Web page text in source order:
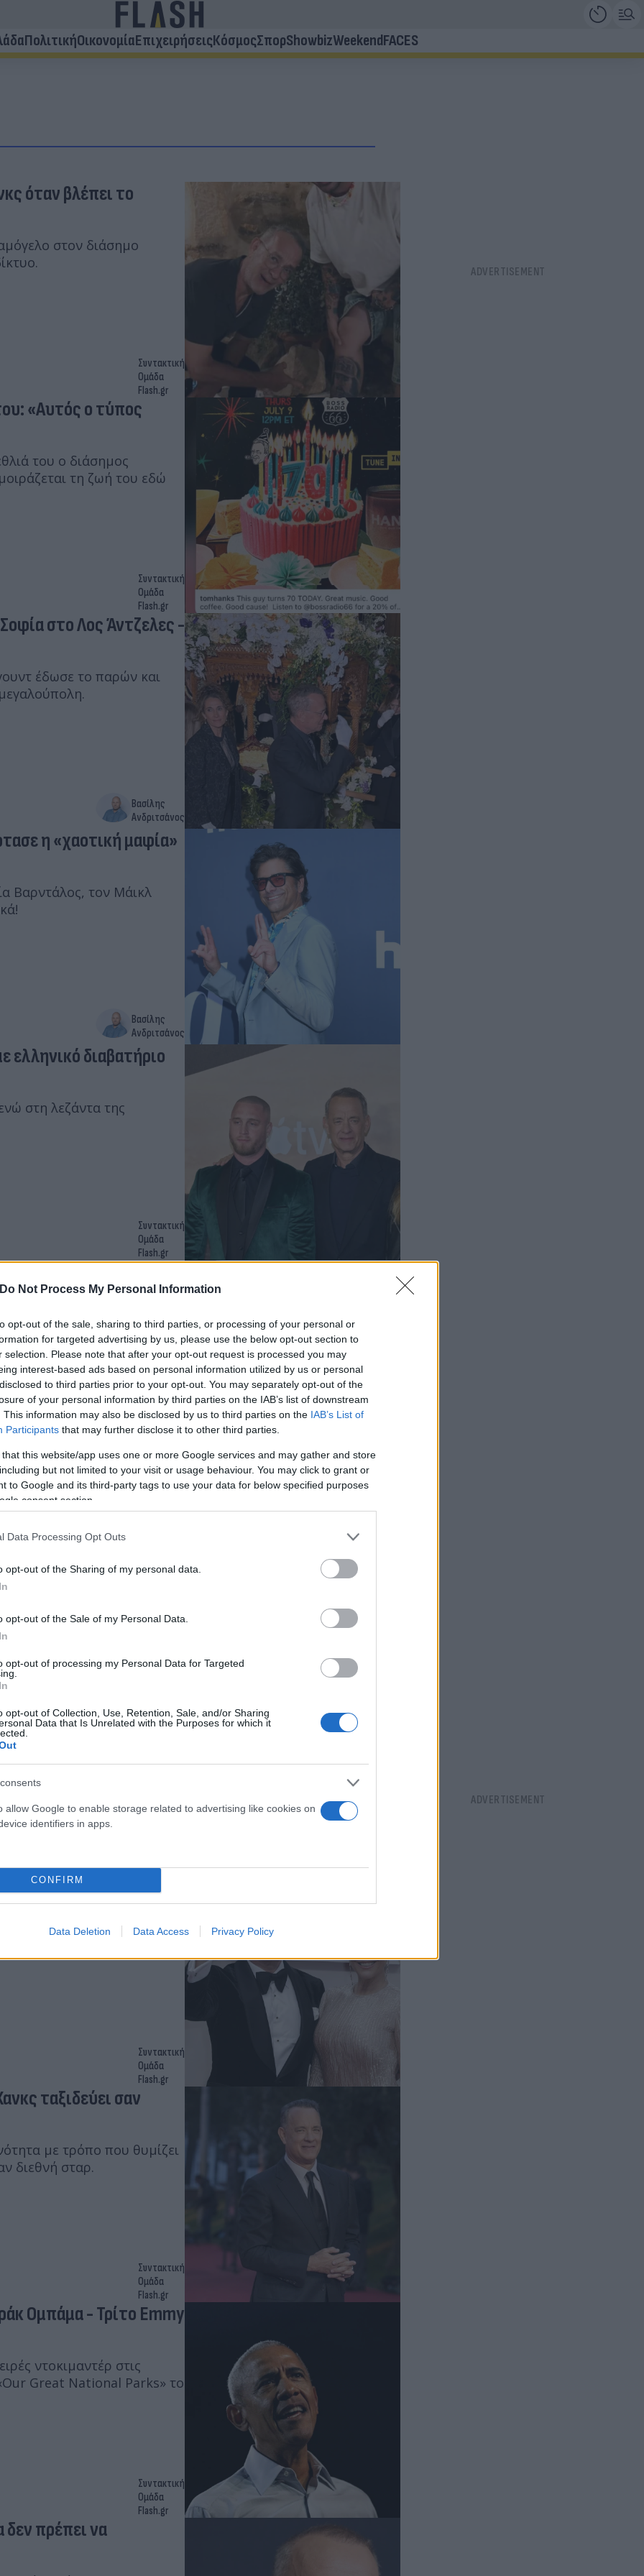
Do Not Process My Personal Information
opt-out of the sale, sharing to third parties, or processing of your personal or
for targeted advertising by us, please use the below opt-out section to
selection. Please note that after your opt-out request is processed you may
interest-based ads based on personal information utilized by us or personal
to third parties prior to your opt-out. You may separately opt-out of the
of your personal information by third parties on the IAB’s list of downstream
This information may also be disclosed by us to third parties on the IAB’s List of
Participants that may further disclose it to other third parties.
that this website/app uses one or more Google services and may gather and store
but not limited to your visit or usage behaviour. You may click to grant or
to Google and its third-party tags to use your data for below specified purposes
consent section.
Data Processing Opt Outs
opt-out of the Sharing of my personal data.
opt-out of the Sale of my Personal Data.
opt-out of processing my Personal Data for Targeted
opt-out of Collection, Use, Retention, Sale, and/or Sharing
Data that Is Unrelated with the Purposes for which it
allow Google to enable storage related to advertising like cookies on
identifiers in apps.
CONFIRM
Data Deletion Data Access Privacy Policy
ΠολιτικήΟικονομίαΕπιχειρήσειςΚόσμοςΣπορShowbizWeekendFACES
όταν βλέπει το
στον διάσημο
Συντακτική
Ομάδα
Flash.gr
«Αυτός ο τύπος
του ο διάσημος
τη ζωή του εδώ
Συντακτική
Ομάδα
Flash.gr
στο Λος Άντζελες -
έδωσε το παρών και
Βασίλης
Ανδριτσάνος
η «χαοτική μαφία»
Βαρντάλος, τον Μάικλ
Βασίλης
Ανδριτσάνος
ελληνικό διαβατήριο
στη λεζάντα της
Συντακτική
Ομάδα
Flash.gr
Λίνκολν στο
το βραβείο Booker 2017.
Ομάδα
Flash.gr
ελίτ μετακομίζει
ελίτ αγοράζει
«Αυτή η όμορφη
στιγμιότυπο της
εκείνη ποζάρει
Συντακτική
Ομάδα
Flash.gr
ταξιδεύει σαν
με τρόπο που θυμίζει
διεθνή σταρ.
Συντακτική
Ομάδα
Flash.gr
Ομπάμα - Τρίτο Emmy
ντοκιμαντέρ στις
Great National Parks» το
Συντακτική
Ομάδα
Flash.gr
πρέπει να